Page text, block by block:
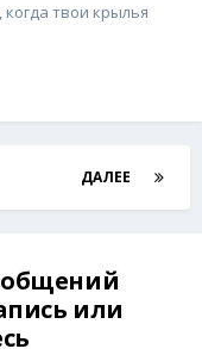
когда твои крылья
ДАЛЕЕ
или